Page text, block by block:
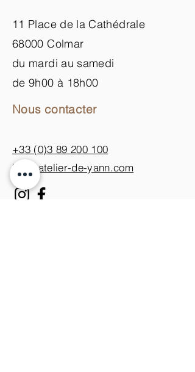
11 Place de la Cathédrale
68000 Colmar
du mardi au samedi
de 9h00 à 18h00
Nous contacter
+33 (0)3 89 200 100​
info@atelier-de-yann.com